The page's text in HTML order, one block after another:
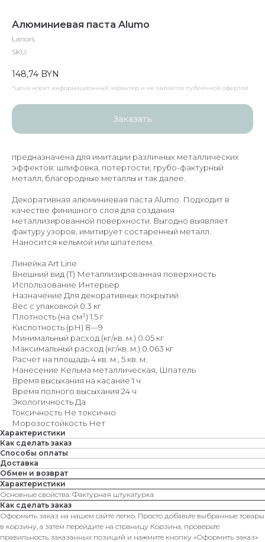
Алюминиевая паста Alumo
Lanors
SKU:
148,74 BYN
*цена носит информационный характер и не является публичной офертой
Заказать
предназначена для имитации различных металлических
эффектов: шлифовка, потертости, грубо-фактурный
металл, благородные металлы и так далее.
Декоративная алюминиевая паста Alumo. Подходит в
качестве финишного слоя для создания
металлизированной поверхности. Выгодно выявляет
фактуру узоров, имитирует состаренный металл.
Наносится кельмой или шпателем.
Линейка Art Line
Внешний вид (T) Металлизированная поверхность
Использование Интерьер
Назначение Для декоративных покрытий
Вес с упаковкой 0.3 кг
Плотность (на см³) 1.5 г
Кислотность (рН) 8—9
Минимальный расход (кг/кв. м.) 0.05 кг
Максимальный расход (кг/кв. м.) 0.063 кг
Расчет на площадь 4 кв. м., 5 кв. м.
Нанесение Кельма металлическая, Шпатель
Время высыхания на касание 1 ч
Время полного высыхания 24 ч
Экологичность Да
Токсичность Не токсично
Морозостойкость Нет
Характеристики
Как сделать заказ
Способы оплаты
Доставка
Обмен и возврат
Характеристики
Основные свойства: Фактурная штукатурка
Как сделать заказ
Оформить заказ на нашем сайте легко. Просто добавьте выбранные товары
в корзину, а затем перейдите на страницу Корзина, проверьте
правильность заказанных позиций и нажмите кнопку «Оформить заказ»